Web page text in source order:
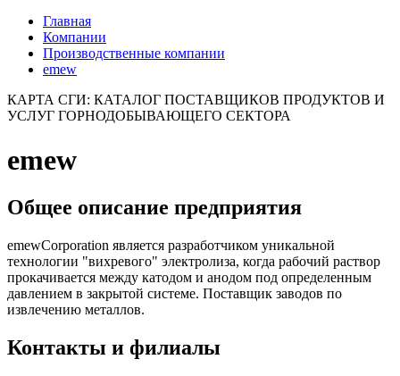
Главная
Компании
Производственные компании
emew
КАРТА СГИ: КАТАЛОГ ПОСТАВЩИКОВ ПРОДУКТОВ И
УСЛУГ ГОРНОДОБЫВАЮЩЕГО СЕКТОРА
emew
Общее описание предприятия
emewCorporation является разработчиком уникальной
технологии "вихревого" электролиза, когда рабочий раствор
прокачивается между катодом и анодом под определенным
давлением в закрытой системе. Поставщик заводов по
извлечению металлов.
Контакты и филиалы